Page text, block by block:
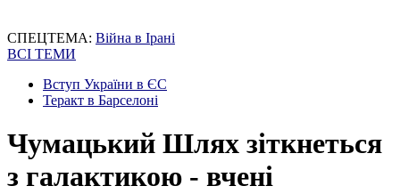
СПЕЦТЕМА: Війна в Ірані
ВСІ ТЕМИ
Вступ України в ЄС
Теракт в Барселоні
Чумацький Шлях зіткнеться
з галактикою - вчені